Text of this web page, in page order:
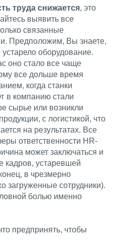
труда снижается, это
выявить все
связанные
Предположим, Вы знаете,
оборудование.
оно стало все чаще
все дольше время
когда станки
в компанию стали
сырье или возникли
с логистикой, что
на результатах. Все
ответственности HR-
может заключаться и
кадров, устаревшей
в чрезмерно
загруженные сотрудники).
болью именно
предпринять, чтобы